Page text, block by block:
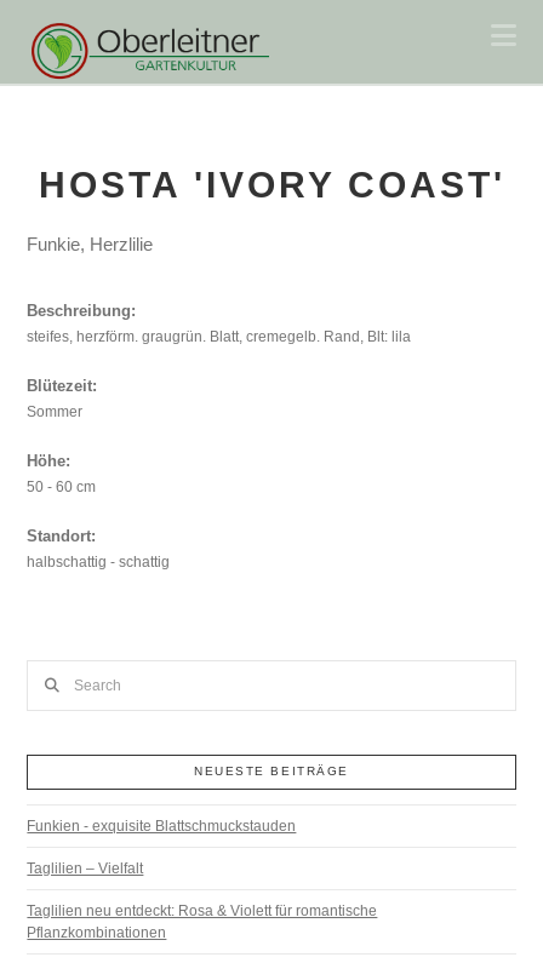
HOSTA 'IVORY COAST'
Funkie, Herzlilie
Beschreibung:
steifes, herzförm. graugrün. Blatt, cremegelb. Rand, Blt: lila
Blütezeit:
Sommer
Höhe:
50 - 60 cm
Standort:
halbschattig - schattig
NEUESTE BEITRÄGE
Funkien - exquisite Blattschmuckstauden
Taglilien – Vielfalt
Taglilien neu entdeckt: Rosa & Violett für romantische
Pflanzkombinationen